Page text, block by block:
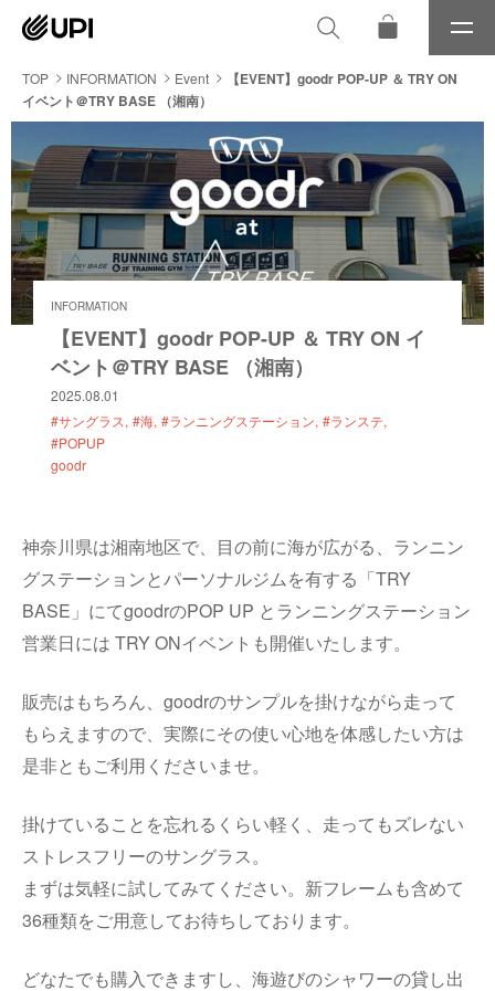
メ
ニ
TOP INFORMATION Event
【EVENT】goodr POP-UP ＆ TRY ON
イベント＠TRY BASE （湘南）
INFORMATION
【EVENT】goodr POP-UP ＆ TRY ON イ
ベント＠TRY BASE （湘南）
2025.08.01
#サングラス #海 #ランニングステーション #ランステ
#POPUP
goodr
神奈川県は湘南地区で、目の前に海が広がる、ランニン
グステーションとパーソナルジムを有する「TRY
BASE」にてgoodrのPOP UP とランニングステーション
営業日には TRY ONイベントも開催いたします。
販売はもちろん、goodrのサンプルを掛けながら走って
もらえますので、実際にその使い心地を体感したい方は
是非ともご利用くださいませ。
掛けていることを忘れるくらい軽く、走ってもズレない
ストレスフリーのサングラス。
まずは気軽に試してみてください。新フレームも含めて
36種類をご用意してお待ちしております。
どなたでも購入できますし、海遊びのシャワーの貸し出